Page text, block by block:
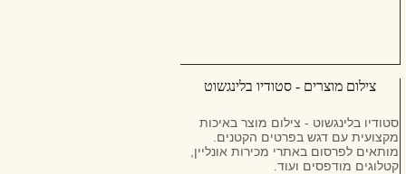
צילום מוצרים - סטודיו בלינגשוט
סטודיו בלינגשוט - צילום מוצר באיכות
מקצועית עם דגש בפרטים הקטנים.
מותאים לפרסום באתרי מכירות אונליין,
קטלוגים מודפסים ועוד.